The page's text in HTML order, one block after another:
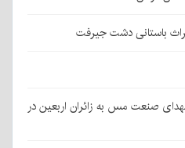
باستانی دشت جیرفت
صنعت مس به زائران اربعین در